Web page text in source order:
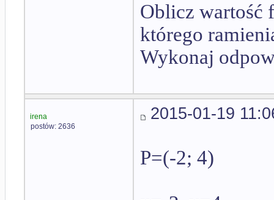
Oblicz wartość
którego
Wykonaj
irena
postów: 2636
2015-01-19
P=(-2; 4)